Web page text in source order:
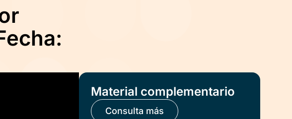
Material complementario
Consulta más